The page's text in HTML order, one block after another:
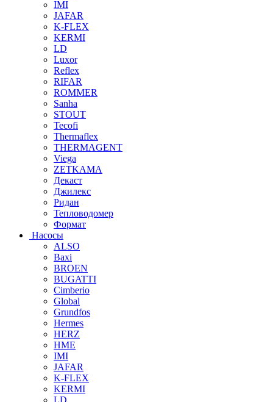
IMI
JAFAR
K-FLEX
KERMI
LD
Luxor
Reflex
RIFAR
ROMMER
Sanha
STOUT
Tecofi
Thermaflex
THERMAGENT
Viega
ZETKAMA
Декаст
Джилекс
Ридан
Тепловодомер
Формат
Насосы
ALSO
Baxi
BROEN
BUGATTI
Cimberio
Global
Grundfos
Hermes
HERZ
HME
IMI
JAFAR
K-FLEX
KERMI
LD